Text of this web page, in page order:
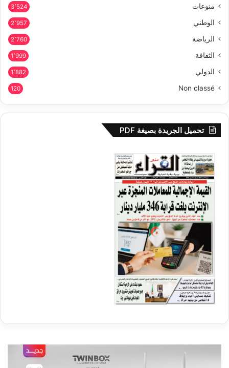
منوعات 3٬524
الوطني 2٬957
الرياضة 2٬760
الثقافة 1٬999
الدولي 1٬882
Non classé
120
تحميل الجريدة بصيغة PDF